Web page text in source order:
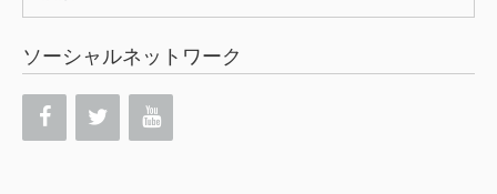
索:
ソーシャルネットワーク